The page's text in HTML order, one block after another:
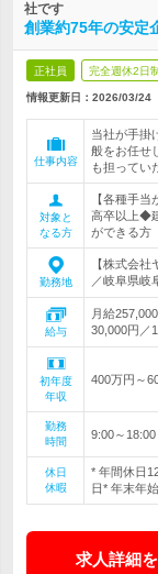
社です
創業約75年の安定
正社員 完全週休2日制
情報更新日：2026/03/24
仕事内容
当社が手掛
般をお任せ
も担ってい
対象と
なる方
【各種手
高卒以上◆
ができる方
勤務地
【株式会
／岐阜県岐
給与
月給
30,000円／
初年度
年収
400万円～
勤務
時間
9:00～
休日
休暇
* 年間休日
日* 年末年
求人詳細